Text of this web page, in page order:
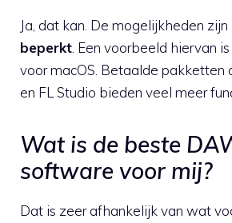
Ja, dat kan. De mogelijkheden
beperkt . Een voorbeeld hiervan
voor macOS. Betaalde pakketten
en FL Studio bieden veel meer
Wat is de beste
software voor mij?
Dat is zeer afhankelijk van wat